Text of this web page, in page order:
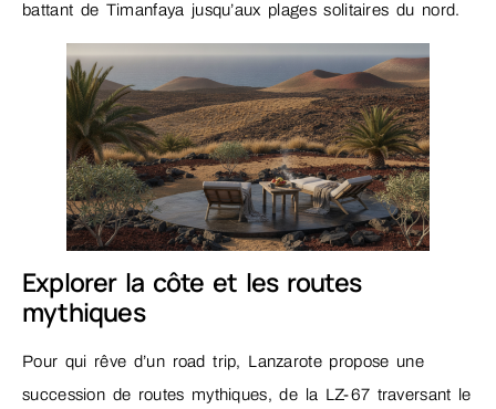
battant de Timanfaya jusqu’aux plages solitaires du nord.
Explorer la côte et les routes
mythiques
Pour qui rêve d’un road trip, Lanzarote propose une
succession de routes mythiques, de la LZ-67 traversant le